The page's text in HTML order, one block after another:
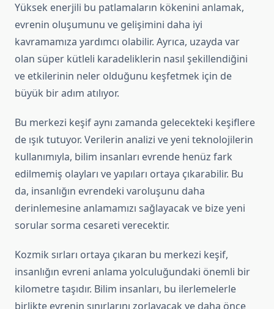
Yüksek enerjili bu patlamaların kökenini anlamak,
evrenin oluşumunu ve gelişimini daha iyi
kavramamıza yardımcı olabilir. Ayrıca, uzayda var
olan süper kütleli karadeliklerin nasıl şekillendiğini
ve etkilerinin neler olduğunu keşfetmek için de
büyük bir adım atılıyor.
Bu merkezi keşif aynı zamanda gelecekteki keşiflere
de ışık tutuyor. Verilerin analizi ve yeni teknolojilerin
kullanımıyla, bilim insanları evrende henüz fark
edilmemiş olayları ve yapıları ortaya çıkarabilir. Bu
da, insanlığın evrendeki varoluşunu daha
derinlemesine anlamamızı sağlayacak ve bize yeni
sorular sorma cesareti verecektir.
Kozmik sırları ortaya çıkaran bu merkezi keşif,
insanlığın evreni anlama yolculuğundaki önemli bir
kilometre taşıdır. Bilim insanları, bu ilerlemelerle
birlikte evrenin sınırlarını zorlayacak ve daha önce